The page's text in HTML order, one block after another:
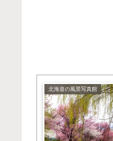
北海道の風景写真館